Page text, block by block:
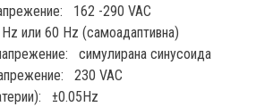
162 -290 VAC
или 60 Hz (самоадаптивна)
симулирана синусоида
230 VAC
±0.05Hz